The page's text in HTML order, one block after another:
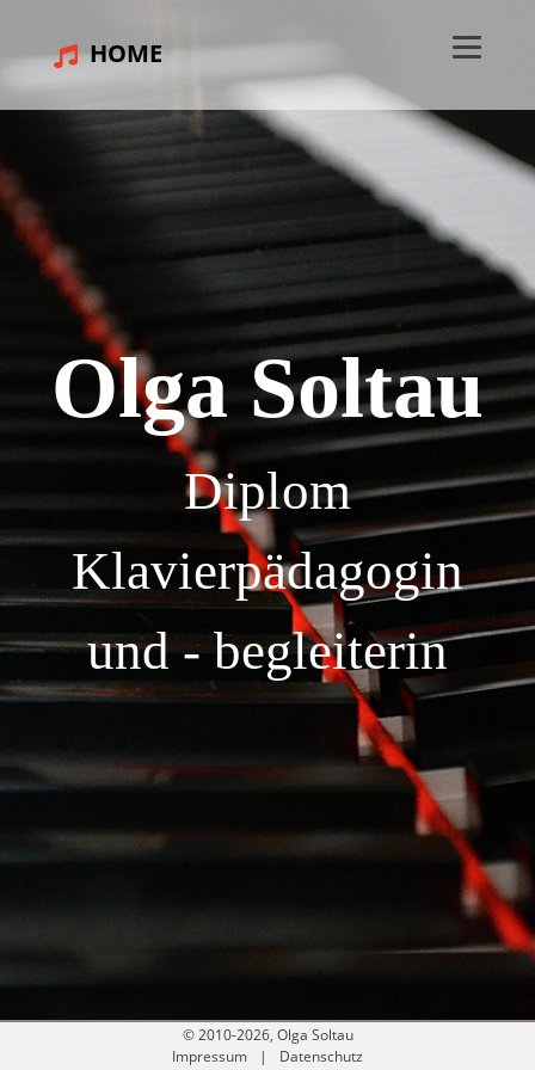
HOME
Olga Soltau
Diplom
Klavierpädagogin
und - begleiterin
© 2010-2026, Olga Soltau
Impressum
Datenschutz